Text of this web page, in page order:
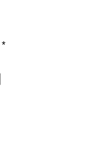
*Obligatorio